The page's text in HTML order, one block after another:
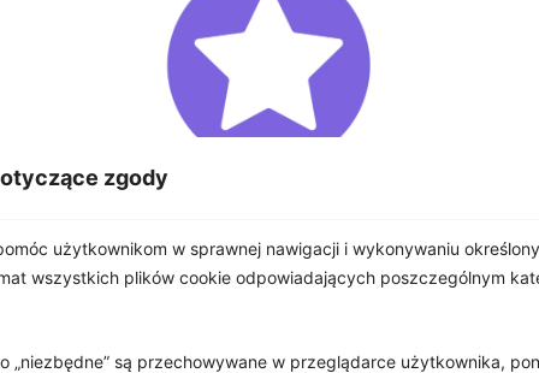
zgody
użytkownikom w sprawnej nawigacji i wykonywaniu
wszystkich plików cookie odpowiadających poszczególnym
„niezbędne” są przechowywane w przeglądarce użytkownika,